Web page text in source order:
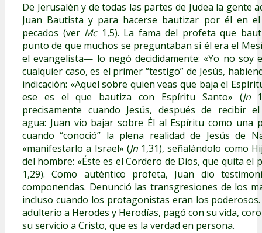
De Jerusalén y de todas las partes de Judea la gente
Juan Bautista y para hacerse bautizar por él en
pecados (ver Mc1,5). La fama del profeta que
punto de que muchos se preguntaban si él era el
el evangelista— lo negó decididamente: «Yo no soy
cualquier caso, es el primer “testigo” de Jesús,
indicación: «Aquel sobre quien veas que baja el
ese es el que bautiza con Espíritu Santo» (Jn
precisamente cuando Jesús, después de recibir
agua: Juan vio bajar sobre Él al Espíritu como una
cuando “conoció” la plena realidad de Jesús de
«manifestarlo a Israel» (Jn1,31), señalándolo como
del hombre: «Éste es el Cordero de Dios, que quita el
1,29). Como auténtico profeta, Juan dio
componendas. Denunció las transgresiones de los
incluso cuando los protagonistas eran los
adulterio a Herodes y Herodías, pagó con su vida,
su servicio a Cristo, que es la verdad en persona.